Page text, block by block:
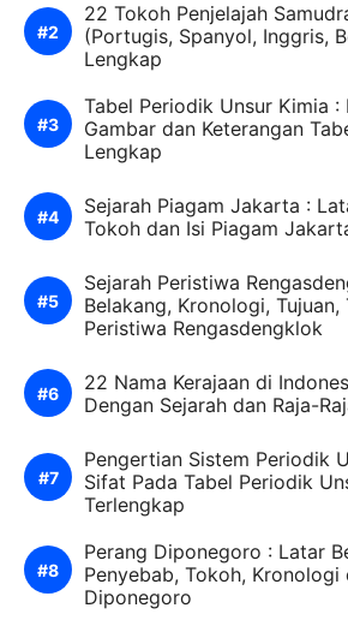
22 Tokoh Penjelajah
(Portugis, Spanyol, Inggris,
Lengkap
Tabel Periodik Unsur Kimia :
Gambar dan Keterangan
Lengkap
Sejarah Piagam Jakarta :
Tokoh dan Isi Piagam
Sejarah Peristiwa
Belakang, Kronologi,
Peristiwa Rengasdengklok
22 Nama Kerajaan di
Dengan Sejarah dan Raja-
Pengertian Sistem Periodik
Sifat Pada Tabel Periodik
Terlengkap
Perang Diponegoro : Latar
Penyebab, Tokoh, Kronologi
Diponegoro